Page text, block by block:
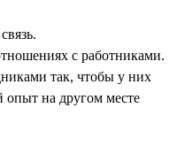
с работниками.
так, чтобы у них
на другом месте